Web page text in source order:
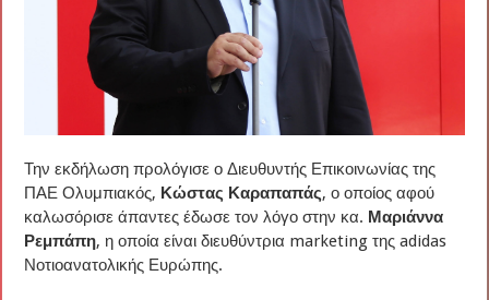
Την εκδήλωση προλόγισε ο Διευθυντής Επικοινωνίας της
ΠΑΕ Ολυμπιακός, Κώστας Καραπαπάς, ο οποίος αφού
καλωσόρισε άπαντες έδωσε τον λόγο στην κα. Μαριάννα
Ρεμπάπη, η οποία είναι διευθύντρια marketing της adidas
Νοτιοανατολικής Ευρώπης.